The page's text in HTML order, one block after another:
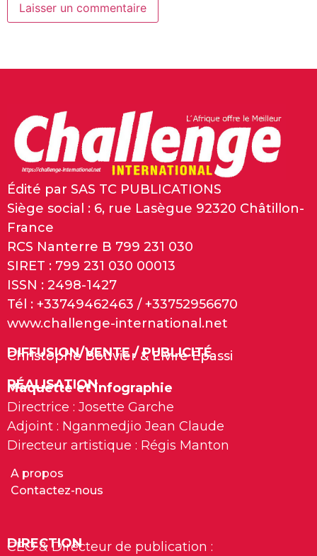
Édité par SAS TC PUBLICATIONS
Siège social : 6, rue Lasègue 92320 Châtillon-
France
RCS Nanterre B 799 231 030
SIRET : 799 231 030 00013
ISSN : 2498-1427
Tél : +33749462463 / +33752956670
www.challenge-international.net
DIFFUSION/VENTE / PUBLICITÉ
Christophe Bouvier & Elvire Epassi
RÉALISATION
Maquette et infographie
Directrice : Josette Garche
Adjoint : Nganmedjio Jean Claude
Directeur artistique : Régis Manton
A propos
Contactez-nous
DIRECTION
CEO & Directeur de publication :